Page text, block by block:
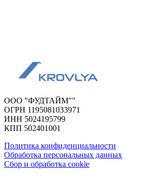
ООО "ФУДТАЙМ""
ОГРН 1195081033971
ИНН 5024195799
КПП 502401001
Политика конфиденциальности
Обработка персональных данных
Сбор и обработка cookie